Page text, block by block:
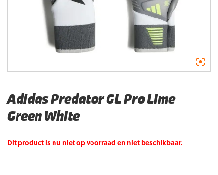
Adidas Predator GL Pro Lime
Green White
Dit product is nu niet op voorraad en niet beschikbaar.